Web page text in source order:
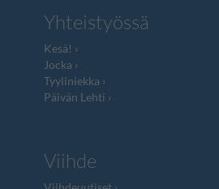
Yhteistyössä
Kesä!
Jocka
Tyyliniekka
Päivän Lehti
Viihde